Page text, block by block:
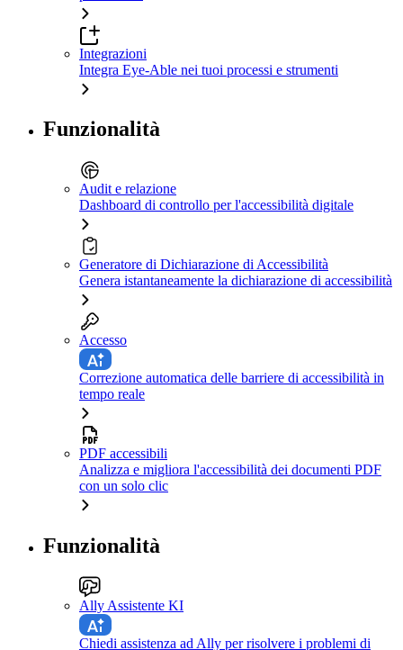
Integrazioni
Integra Eye-Able nei tuoi processi e strumenti
Funzionalità
Audit e relazione
Dashboard di controllo per l'accessibilità digitale
Generatore di Dichiarazione di Accessibilità
Genera istantaneamente la dichiarazione di accessibilità
Accesso
Correzione automatica delle barriere di accessibilità in
tempo reale
PDF accessibili
Analizza e migliora l'accessibilità dei documenti PDF
con un solo clic
Funzionalità
Ally Assistente KI
Chiedi assistenza ad Ally per risolvere i problemi di